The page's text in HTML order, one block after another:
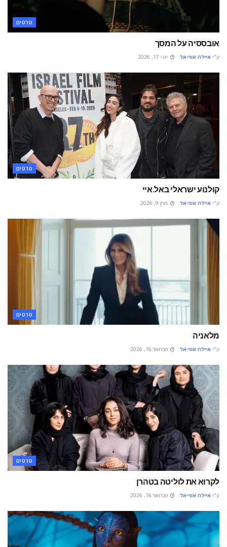
סרטים
אובססיה על המסך
ע"י איילה אור-אל יוני 17, 2026
סרטים
קולנוע ישראלי באל.איי
ע"י איילה אור-אל מרץ 9, 2026
סרטים
מלאניה
ע"י איילה אור-אל פברואר 16, 2026
סרטים
לקרוא את לוליטה בטהרן
ע"י איילה אור-אל פברואר 16, 2026